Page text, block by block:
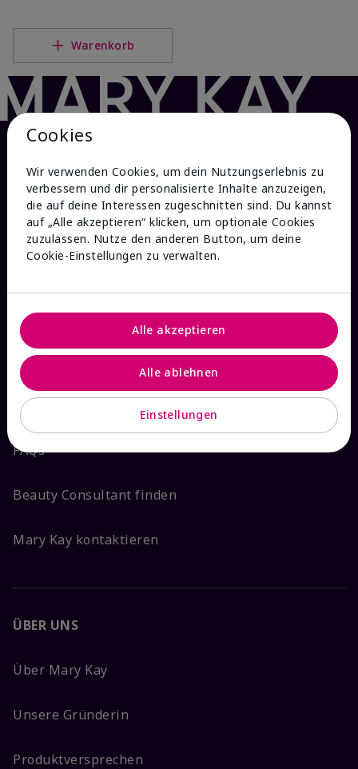
Warenkorb
Bestellstatus prüfen
Versand & Retoure
Widerruf
FAQs
Beauty Consultant finden
Mary Kay kontaktieren
ÜBER UNS
Über Mary Kay
Unsere Gründerin
Produktversprechen
Cookies
Wir verwenden Cookies, um dein Nutzungserlebnis zu
verbessern und dir personalisierte Inhalte anzuzeigen,
die auf deine Interessen zugeschnitten sind. Du kannst
auf „Alle akzeptieren“ klicken, um optionale Cookies
zuzulassen. Nutze den anderen Button, um deine
Cookie-Einstellungen zu verwalten.
Einstellungen
Alle ablehnen
Alle akzeptieren